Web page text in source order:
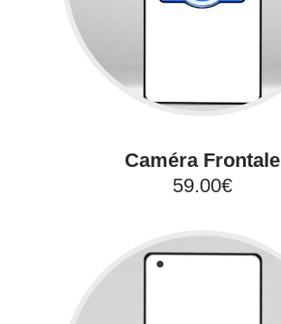
Caméra Frontale
59.00€